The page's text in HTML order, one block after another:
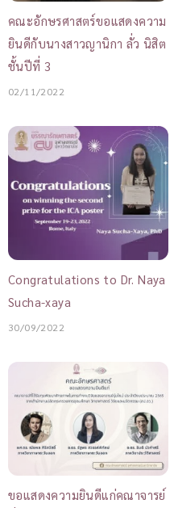
คณะอักษรศาสตร์ขอแสดงความ
ยินดีกับนางสาวญานิกา ลั่ว นิสิต
ชั้นปีที่ 3
02/11/2022
Congratulations to Dr. Naya
Sucha-xaya
30/09/2022
ขอแสดงความยินดีแก่คณาจารย์